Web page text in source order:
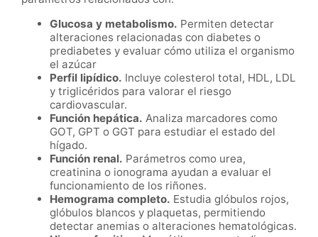
Glucosa y metabolismo. Permiten detectar
alteraciones relacionadas con diabetes o
prediabetes y evaluar cómo utiliza el organismo
el azúcar
Perfil lipídico. Incluye colesterol total, HDL, LDL
y triglicéridos para valorar el riesgo
cardiovascular.
Función hepática. Analiza marcadores como
GOT, GPT o GGT para estudiar el estado del
hígado.
Función renal. Parámetros como urea,
creatinina o ionograma ayudan a evaluar el
funcionamiento de los riñones.
Hemograma completo. Estudia glóbulos rojos,
glóbulos blancos y plaquetas, permitiendo
detectar anemias o alteraciones hematológicas.